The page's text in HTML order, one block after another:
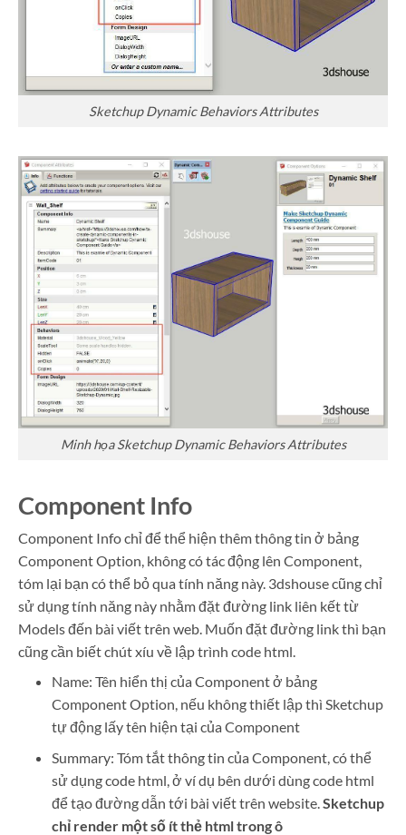
Sketchup Dynamic Behaviors Attributes
Minh họa Sketchup Dynamic Behaviors Attributes
Component Info
Component Info chỉ để thể hiện thêm thông tin ở bảng
Component Option, không có tác động lên Component,
tóm lại bạn có thể bỏ qua tính năng này. 3dshouse cũng chỉ
sử dụng tính năng này nhằm đặt đường link liên kết từ
Models đến bài viết trên web. Muốn đặt đường link thì bạn
cũng cần biết chút xíu về lập trình code html.
Name: Tên hiển thị của Component ở bảng
Component Option, nếu không thiết lập thì Sketchup
tự động lấy tên hiện tại của Component
Summary: Tóm tắt thông tin của Component, có thể
sử dụng code html, ở ví dụ bên dưới dùng code html
để tạo đường dẫn tới bài viết trên website.Sketchup
chỉ render một số ít thẻ html trong ô